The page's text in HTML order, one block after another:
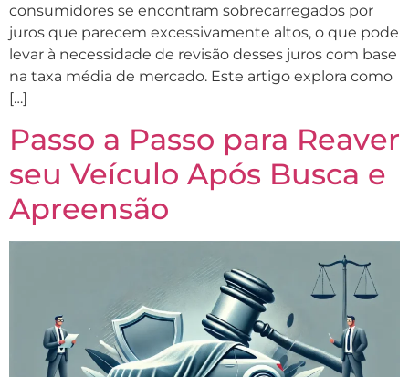
consumidores se encontram sobrecarregados por
juros que parecem excessivamente altos, o que pode
levar à necessidade de revisão desses juros com base
na taxa média de mercado. Este artigo explora como
[…]
Passo a Passo para Reaver
seu Veículo Após Busca e
Apreensão